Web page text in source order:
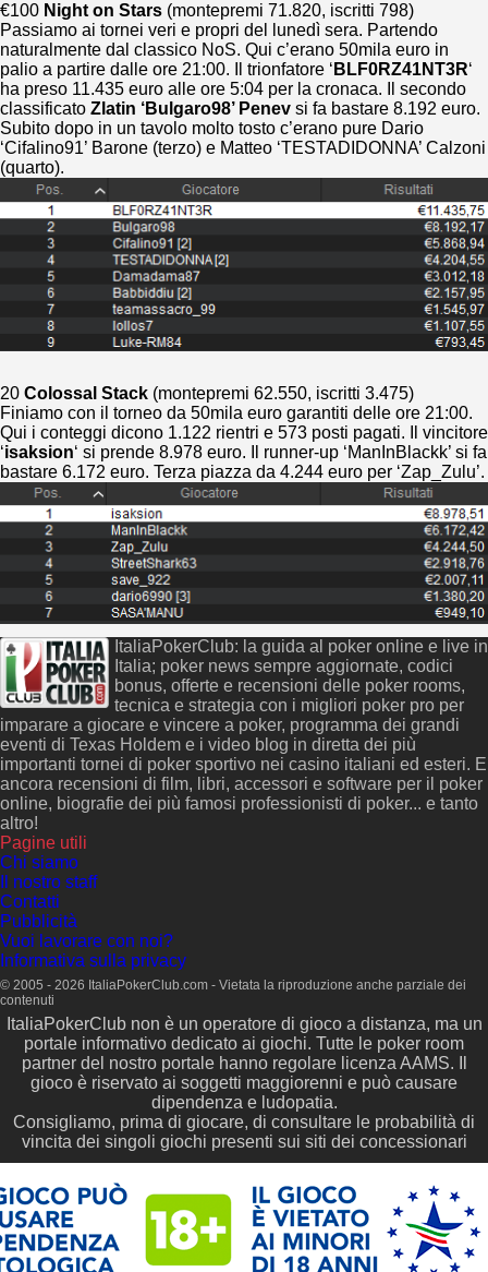
€100 Night on Stars (montepremi 71.820, iscritti 798)
Passiamo ai tornei veri e propri del lunedì sera. Partendo
naturalmente dal classico NoS. Qui c’erano 50mila euro in
palio a partire dalle ore 21:00. Il trionfatore ‘ BLF0RZ41NT3R‘
ha preso 11.435 euro alle ore 5:04 per la cronaca. Il secondo
classificato Zlatin ‘Bulgaro98’ Penev si fa bastare 8.192 euro.
Subito dopo in un tavolo molto tosto c’erano pure Dario
‘Cifalino91’ Barone (terzo) e Matteo ‘TESTADIDONNA’ Calzoni
(quarto).
20 Colossal Stack (montepremi 62.550, iscritti 3.475)
Finiamo con il torneo da 50mila euro garantiti delle ore 21:00.
Qui i conteggi dicono 1.122 rientri e 573 posti pagati. Il vincitore
‘isaksion‘ si prende 8.978 euro. Il runner-up ‘ManInBlackk’ si fa
bastare 6.172 euro. Terza piazza da 4.244 euro per ‘Zap_Zulu’.
ItaliaPokerClub: la guida al poker online e live in
Italia; poker news sempre aggiornate, codici
bonus, offerte e recensioni delle poker rooms,
tecnica e strategia con i migliori poker pro per
imparare a giocare e vincere a poker, programma dei grandi
eventi di Texas Holdem e i video blog in diretta dei più
importanti tornei di poker sportivo nei casino italiani ed esteri. E
ancora recensioni di film, libri, accessori e software per il poker
online, biografie dei più famosi professionisti di poker... e tanto
altro!
Pagine utili
Chi siamo
Il nostro staff
Contatti
Pubblicità
Vuoi lavorare con noi?
Informativa sulla privacy
© 2005 - 2026 ItaliaPokerClub.com - Vietata la riproduzione anche parziale dei
contenuti
ItaliaPokerClub non è un operatore di gioco a distanza, ma un
portale informativo dedicato ai giochi. Tutte le poker room
partner del nostro portale hanno regolare licenza AAMS. Il
gioco è riservato ai soggetti maggiorenni e può causare
dipendenza e ludopatia.
Consigliamo, prima di giocare, di consultare le probabilità di
vincita dei singoli giochi presenti sui siti dei concessionari